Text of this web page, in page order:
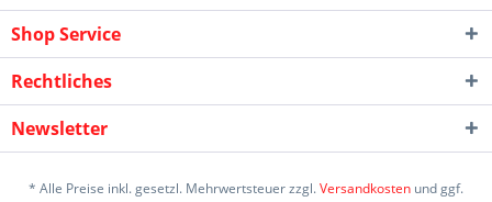
Shop Service
Rechtliches
Newsletter
* Alle Preise inkl. gesetzl. Mehrwertsteuer zzgl.Versandkosten und ggf.